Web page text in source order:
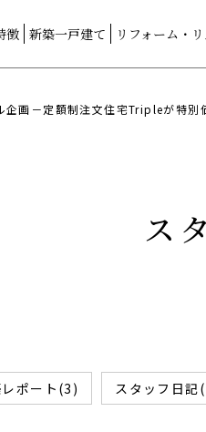
徴 新築一戸建て リフォーム・
企画－定額制注文住宅Tripleが特別
ス
ポート(3) スタッフ日記